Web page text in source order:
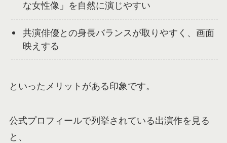
な女性像」を自然に演じやすい
共演俳優との身長バランスが取りやすく、画面
映えする
といったメリットがある印象です。
公式プロフィールで列挙されている出演作を見る
と、